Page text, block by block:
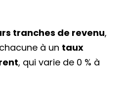
tranches de revenu,
à un taux
, qui varie de 0 % à